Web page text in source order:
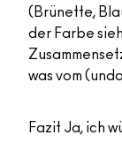
(Brünette,
der Farbe
was vom
Fazit Ja, ich